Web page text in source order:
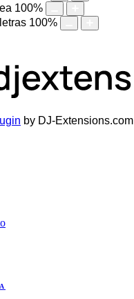
100%
100%
by DJ-Extensions.com